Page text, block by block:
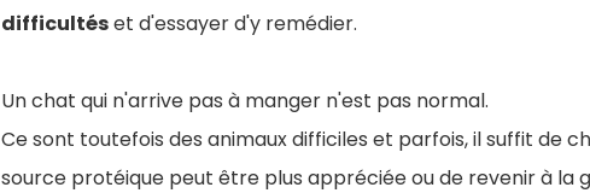
difficultéset d'essayer d'y remédier.
Un chat qui n'arrive pas à manger n'est pas normal.
Ce sont toutefois des animaux difficiles et parfois, il suffit de
source protéique peut être plus appréciée ou de revenir à la